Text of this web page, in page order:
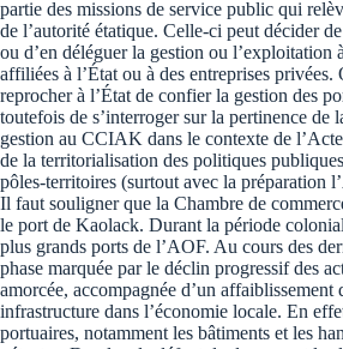
partie des missions de service public qui
de l’autorité étatique. Celle-ci peut décider
ou d’en déléguer la gestion ou l’exploitation
affiliées à l’État ou à des entreprises privées.
reprocher à l’État de confier la gestion des
toutefois de s’interroger sur la pertinence de
gestion au CCIAK dans le contexte de
de la territorialisation des politiques
pôles-territoires (surtout avec la préparation
Il faut souligner que la Chambre de
le port de Kaolack. Durant la période
plus grands ports de l’AOF. Au cours des
phase marquée par le déclin progressif des
amorcée, accompagnée d’un affaiblissement
infrastructure dans l’économie locale. En
portuaires, notamment les bâtiments et les